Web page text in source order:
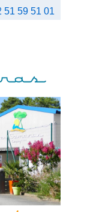
51 59 51 01